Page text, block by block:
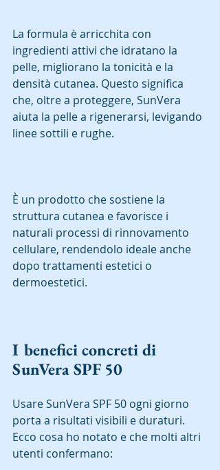
La formula è arricchita con
ingredienti attivi che idratano la
pelle, migliorano la tonicità e la
densità cutanea. Questo significa
che, oltre a proteggere, SunVera
aiuta la pelle a rigenerarsi, levigando
linee sottili e rughe.
È un prodotto che sostiene la
struttura cutanea e favorisce i
naturali processi di rinnovamento
cellulare, rendendolo ideale anche
dopo trattamenti estetici o
dermoestetici.
I benefici concreti di
SunVera SPF 50
Usare SunVera SPF 50 ogni giorno
porta a risultati visibili e duraturi.
Ecco cosa ho notato e che molti altri
utenti confermano: